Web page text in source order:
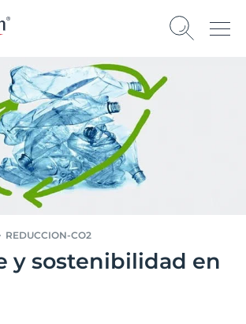
REDUCCION-CO2
y sostenibilidad en